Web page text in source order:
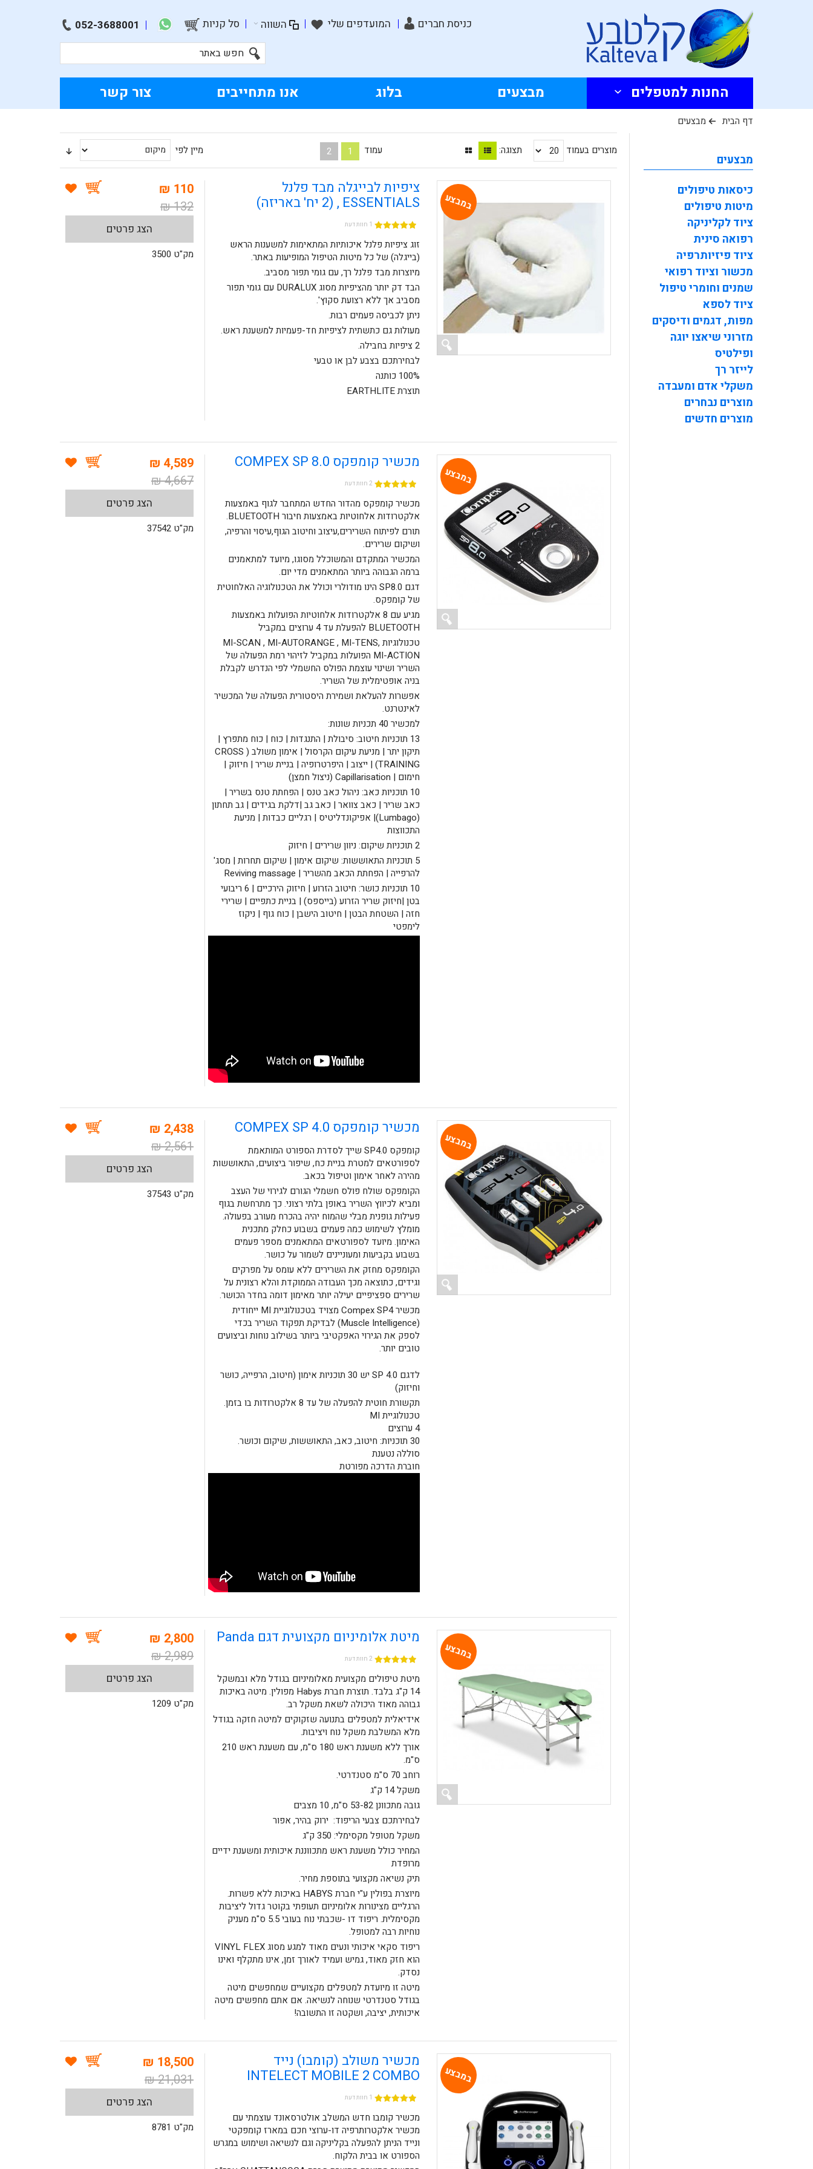
052-3688001 סל קניות השווה כניסת חברים המועדפים שלי
החנות למטפלים מבצעים בלוג אנו מתחייבים צור קשר
דף הבית מבצעים
מבצעים
כיסאות טיפולים
מיטות טיפולים
ציוד לקליניקה
רפואה סינית
ציוד פיזיותרפיה
מכשור וציוד רפואי
שמנים וחומרי טיפול
ציוד לספא
מפות, דגמים ודיסקים
מזרוני שיאצו יוגה
ופילטיס
לייזר רך
משקלי אדם ומעבדה
מוצרים נבחרים
מוצרים חדשים
מוצרים בעמוד תצוגה: עמוד 1
2 מיין לפי
במבצע
ציפיות לבייגלה מבד פלנל
ESSENTIALS , (2 יח' באריזה)
1 חוות דעת
זוג ציפיות פלנל איכותיות המתאימות למשענות הראש
(בייגלה) של כל מיטות הטיפול המופיעות באתר.
מיוצרות מבד פלנל רך, עם גומי תפור מסביב.
הבד דק יותר מהציפיות מסוג DURALUX עם גומי תפור
מסביב אך ללא רצועת סקוץ'.
ניתן לכביסה פעמים רבות.
מעולות גם כתשתית לציפיות חד-פעמיות למשענת ראש.
2 ציפיות בחבילה.
לבחירתכם בצבע לבן או טבעי
100% כותנה
תוצרת EARTHLITE
110 ₪
132 ₪
הצג פרטים
מק"ט 3500
במבצע
מכשיר קומפקס COMPEX SP 8.0
2 חוות דעת
מכשיר קומפקס מהדור החדש המתחבר לגוף באמצעות
אלקטרודות אלחוטיות באמצעות חיבור BLUETOOTH.
תורם לפיתוח השרירים,עיצוב וחיטוב הגוף,עיסוי והרפיה,
ושיקום שרירים.
המכשיר המתקדם והמשוכלל מסוגו, מיועד למתאמנים
ברמה הגבוהה ביותר המתאמנים מדי יום.
דגם SP8.0 הינו מודולרי וכולל את הטכנולוגיה האלחוטית
של קומפקס.
מגיע עם 8 אלקטרודות אלחוטיות הפועלות באמצעות
BLUETOOTH להפעלת עד 4 ערוצים במקביל
טכנולוגיות MI-SCAN , MI-AUTORANGE , MI-TENS,
MI-ACTION הפועלות במקביל לזיהוי רמת הפעולה של
השריר ושינוי עוצמת הפולס החשמלי לפי הנדרש לקבלת
בניה אופטימלית של השריר.
אפשרות להעלאת ושמירת היסטורית הפעולה של המכשיר
לאינטרנט.
למכשיר 40 תכניות שונות:
13 תוכניות חיטוב: סיבולת | התנגדות | כוח | כוח מתפרץ |
תיקון יתר | מניעת עיקום הקרסול | אימון משולב ( CROSS
TRAINING) | ייצוב | היפרטרופיה | בניית שריר | חיזוק |
חימום | Capillarisation (ניצול חמצן)
10 תוכניות כאב: ניהול כאב טנס | הפחתת טנס בשריר |
כאב שריר | כאב צוואר | כאב גב |דלקת בגידים | גב תחתון
(Lumbago)| אפיקונדליטיס | רגליים כבדות | מניעת
התכווצות
2 תוכניות שיקום: ניוון שרירים | חיזוק
5 תוכניות התאוששות: שיקום אימון | שיקום תחרות | מסג'
להרפייה | הפחתת הכאב מהשריר | Reviving massage
10 תוכניות כושר: חיטוב הזרוע | חיזוק הירכיים | 6 ריבועי
בטן |חיזוק שריר הזרוע (בייספס) | בניית כתפיים | שרירי
חזה | השטחת הבטן | חיטוב הישבן | כוח גוף | ניקוז
לימפטי
4,589 ₪
4,667 ₪
הצג פרטים
מק"ט 37542
במבצע
מכשיר קומפקס COMPEX SP 4.0
קומפקס SP4.0 שייך לסדרת הספורט המותאמת
לספורטאים למטרת בניית כח, שיפור ביצועים, התאוששות
מהירה לאחר אימון וטיפול בכאב.
הקומפקס שולח פולס חשמלי הגורם לגירוי של העצב
ומביא לכיווץ השריר באופן בלתי רצוני. כך מתרחשת בגוף
פעילות גופנית מבלי שהמוח יהיה בהכרח מעורב בפעולה.
מומלץ לשימוש כמה פעמים בשבוע כחלק מתכנית
האימון. מיועד לספורטאים המתאמנים מספר פעמים
בשבוע בקביעות ומעוניינים לשמור על כושר.
הקומפקס מחזק את השרירים ללא עומס על מפרקים
וגידים, כתוצאה מכך העבודה הממוקדת והלא רצונית על
שרירים ספציפיים יעילה יותר מאימון דומה בחדר הכושר.
מכשיר Compex SP4 מצויד בטכנולוגיית MI ייחודית
(Muscle Intelligence) לבדיקת תפקוד השריר בכדי
לספק את הגירוי האפקטיבי ביותר בשילוב נוחות וביצועים
טובים יותר.
לדגם SP 4.0 יש 30 תוכניות אימון (חיטוב, הרפייה, כושר
וחיזוק)
תקשורת חוטית להפעלה של עד 8 אלקטרודות בו בזמן.
טכנולוגיית MI
4 ערוצים
30 תוכניות: חיטוב, כאב, התאוששות, שיקום וכושר.
סוללה נטענת
חוברת הדרכה מפורטת
2,438 ₪
2,561 ₪
הצג פרטים
מק"ט 37543
במבצע
מיטת אלומיניום מקצועית דגם Panda
2 חוות דעת
מיטת טיפולים מקצועית מאלומיניום בגודל מלא ובמשקל
14 ק"ג בלבד. תוצרת חברת Habys מפולין. מיטה באיכות
גבוהה מאוד היכולה לשאת משקל רב.
אידיאלית למטפלים בתנועה שזקוקים למיטה חזקה בגודל
מלא המשלבת משקל נוח ויציבות.
אורך ללא משענת ראש 180 ס"מ, עם משענת ראש 210
ס"מ.
רוחב 70 ס"מ סטנדרטי.
משקל 14 ק"ג
גובה מתכוונן 53-82 ס"מ, 10 מצבים
לבחירתכם צבעי הריפוד: ירוק בהיר, אפור
משקל מטופל מקסימלי: 350 ק"ג
המחיר כולל משענת ראש מתכווננת איכותית ומשענת ידיים
מרופדת
תיק נשיאה מקצועי בתוספת מחיר.
מיוצרת בפולין ע"י חברת HABYS באיכות ללא פשרות.
הרגליים מצינורות אלומיניום תעופתי בקוטר גדול ליציבות
מקסימלית. ריפוד דו -שכבתי נוח בעובי 5.5 ס"מ מעניק
נוחיות רבה למטופל.
ריפוד סקאי איכותי ונעים מאוד למגע מסוג VINYL FLEX
הוא חזק מאוד, גמיש ועמיד לאורך זמן, אינו מתקלף ואינו
נסדק.
מיטה זו מיועדת למטפלים מקצועיים שמחפשים מיטה
בגודל סטנדרטי שנוחה לנשיאה. אם אתם מחפשים מיטה
איכותית, יציבה, ושקטה זו התשובה!
2,800 ₪
2,989 ₪
הצג פרטים
מק"ט 1209
במבצע
מכשיר משולב (קומבו) נייד
INTELECT MOBILE 2 COMBO
1 חוות דעת
מכשיר קומבו חדש המשלב אולטרסאונד עוצמתי עם
מכשיר אלקטרותרפיה דו-ערוצי חכם במארז קומפקטי
ונייד הניתן להפעלה בקליניקה וגם לנשיאה ושימוש במגרש
הספורט או בבית הלקוח.
18,500 ₪
21,031 ₪
הצג פרטים
מק"ט 8781